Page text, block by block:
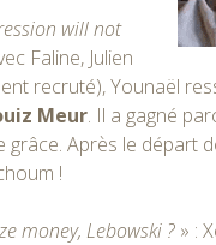
will not
Faline, Julien
recruté), Younaël
Meur. Il a gagné
Après le départ
!
money, Lebowski ? » :